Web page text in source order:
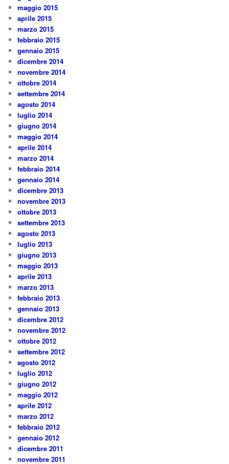
maggio 2015
aprile 2015
marzo 2015
febbraio 2015
gennaio 2015
dicembre 2014
novembre 2014
ottobre 2014
settembre 2014
agosto 2014
luglio 2014
giugno 2014
maggio 2014
aprile 2014
marzo 2014
febbraio 2014
gennaio 2014
dicembre 2013
novembre 2013
ottobre 2013
settembre 2013
agosto 2013
luglio 2013
giugno 2013
maggio 2013
aprile 2013
marzo 2013
febbraio 2013
gennaio 2013
dicembre 2012
novembre 2012
ottobre 2012
settembre 2012
agosto 2012
luglio 2012
giugno 2012
maggio 2012
aprile 2012
marzo 2012
febbraio 2012
gennaio 2012
dicembre 2011
novembre 2011